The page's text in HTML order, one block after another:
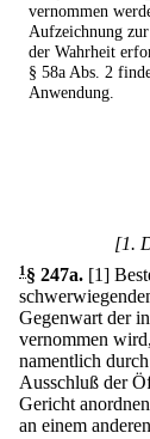
vernommen
Aufzeichnung
der Wahrheit
§ 58a Abs. 2
Anwendung.
[1.
1§ 247a. [1]
Gegenwart der
vernommen
namentlich
Ausschluß der
Gericht
an einem